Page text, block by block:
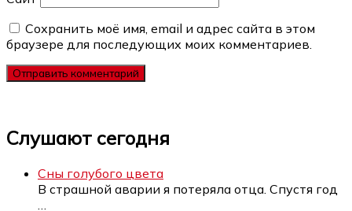
Сохранить моё имя, email и адрес сайта в этом
браузере для последующих моих комментариев.
Слушают сегодня
Сны голубого цвета
В страшной аварии я потеряла отца. Спустя год